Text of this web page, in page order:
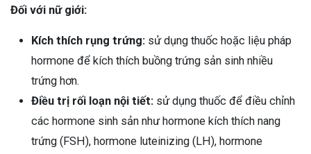
Đối với nữ giới:
Kích thích rụng trứng: sử dụng thuốc hoặc liệu pháp
hormone để kích thích buồng trứng sản sinh nhiều
trứng hơn.
Điều trị rối loạn nội tiết: sử dụng thuốc để điều chỉnh
các hormone sinh sản như hormone kích thích nang
trứng (FSH), hormone luteinizing (LH), hormone